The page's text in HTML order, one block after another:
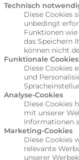
Technisch
Diese Cookies
unbedingt
Funktionen
das Speichern
können nicht
Funktionale Cookies
Diese Cookies
und
Analyse-Cookies
Diese Cookies
mit unserer
Informationen
Marketing-Cookies
Diese Cookies
relevante
unserer